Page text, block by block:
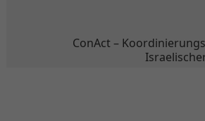
ConAct –